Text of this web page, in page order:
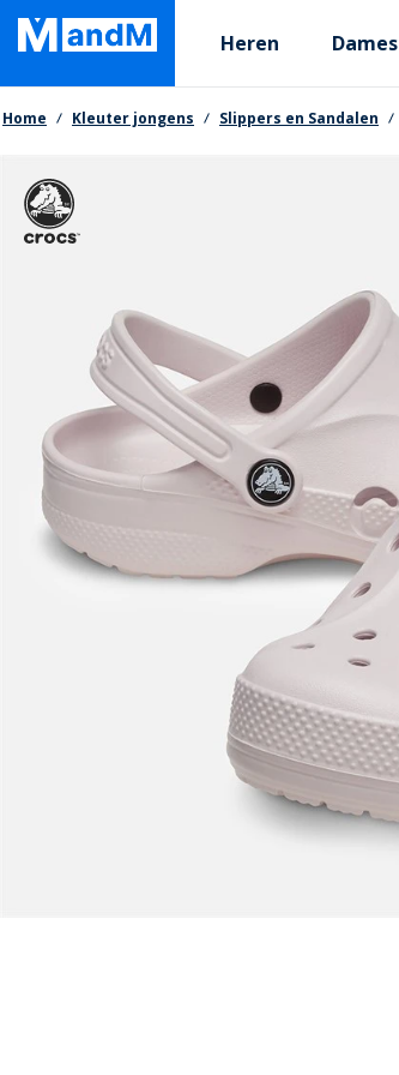
Skip
main
content
Primary departments
Heren Dames
Kruimelpad
Home Kleuter jongens Slippers en Sandalen